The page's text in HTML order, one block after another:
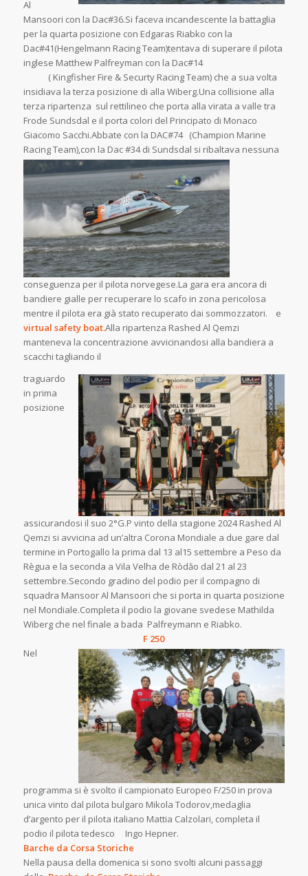
Al
Mansoori con la Dac#36.Si faceva incandescente la battaglia
per la quarta posizione con Edgaras Riabko con la
Dac#41(Hengelmann Racing Team)tentava di superare il pilota
inglese Matthew Palfreyman con la Dac#14
( Kingfisher Fire & Securty Racing Team) che a sua volta
insidiava la terza posizione di alla Wiberg.Una collisione alla
terza ripartenza sul rettilineo che porta alla virata a valle tra
Frode Sundsdal e il porta colori del Principato di Monaco
Giacomo Sacchi.Abbate con la DAC#74 (Champion Marine
Racing Team),con la Dac #34 di Sundsdal si ribaltava nessuna
conseguenza per il pilota norvegese.La gara era ancora di
bandiere gialle per recuperare lo scafo in zona pericolosa
mentre il pilota era già stato recuperato dai sommozzatori. e
virtual safety boat.Alla ripartenza Rashed Al Qemzi
manteneva la concentrazione avvicinandosi alla bandiera a
scacchi tagliando il
traguardo
in prima
posizione
assicurandosi il suo 2°G.P vinto della stagione 2024 Rashed Al
Qemzi si avvicina ad un’altra Corona Mondiale a due gare dal
termine in Portogallo la prima dal 13 al15 settembre a Peso da
Règua e la seconda a Vila Velha de Ròdăo dal 21 al 23
settembre.Secondo gradino del podio per il compagno di
squadra Mansoor Al Mansoori che si porta in quarta posizione
nel Mondiale.Completa il podio la giovane svedese Mathilda
Wiberg che nel finale a bada Palfreymann e Riabko.
F 250
Nel
programma si è svolto il campionato Europeo F/250 in prova
unica vinto dal pilota bulgaro Mikola Todorov,medaglia
d’argento per il pilota italiano Mattia Calzolari, completa il
podio il pilota tedesco Ingo Hepner.
Barche da Corsa Storiche
Nella pausa della domenica si sono svolti alcuni passaggi